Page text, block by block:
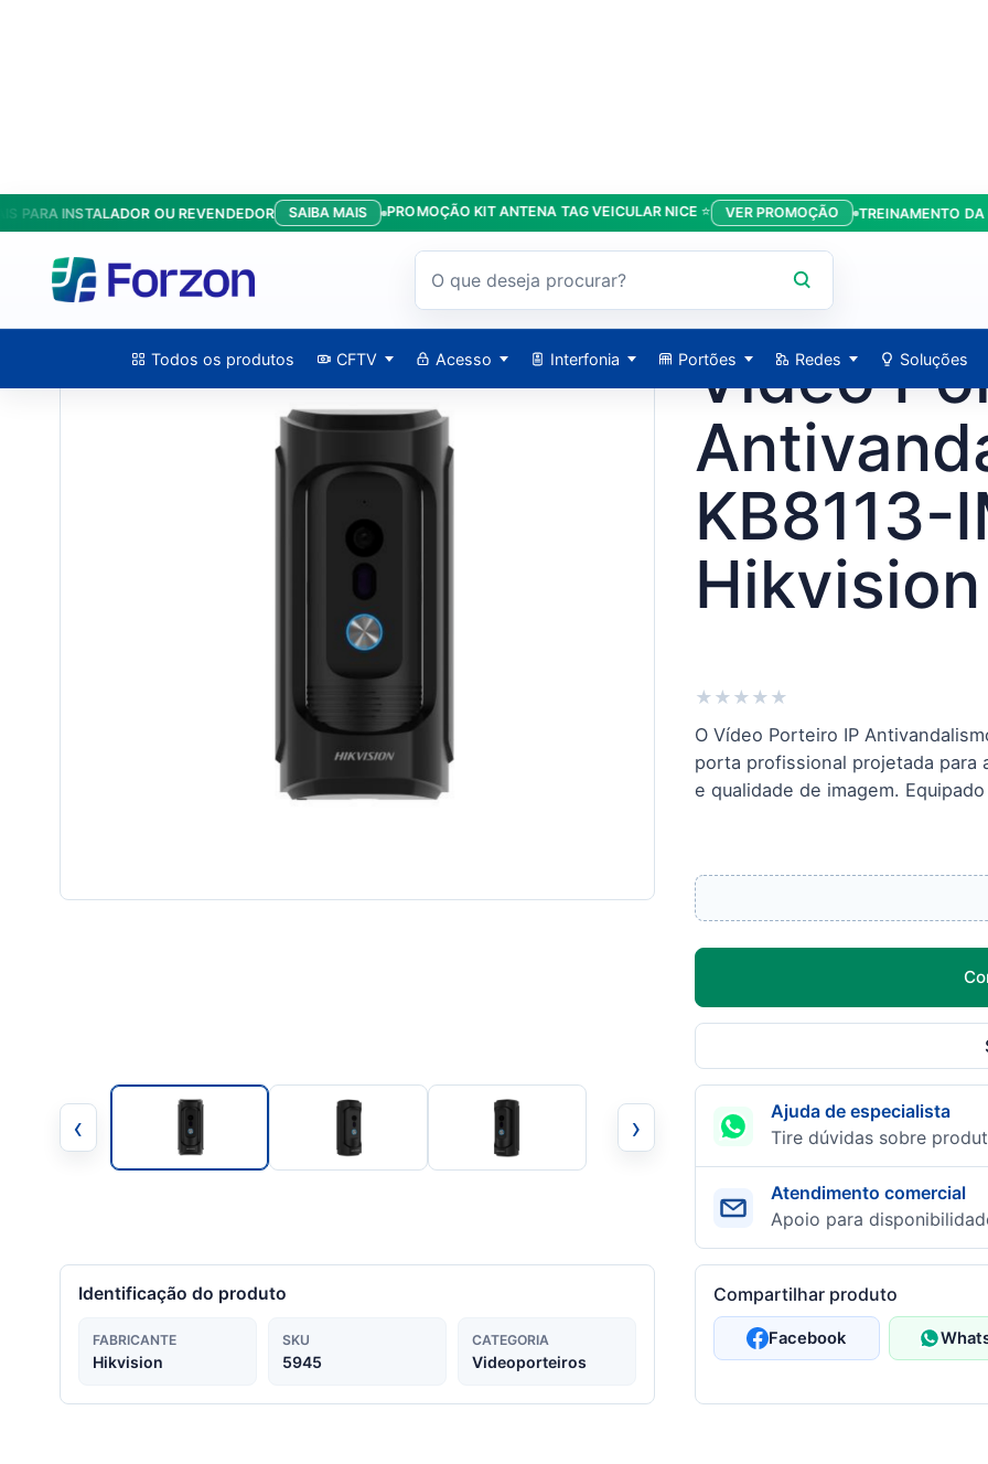
INSTALADOR OU REVENDEDOR SAIBA MAIS PROMOÇÃO KIT ANTENA TAG VEICULAR NICE ⭐ VER PROMOÇÃO TREINAMENTO DA
Todos os produtos CFTV Acesso Interfonia Portões Redes Soluções
Início/Produtos/ Videoporteiros/Vídeo Porteiro IP Antivandalismo- DS-KB8113-IME1 - Hikvision
Vídeo
KB8113-
Hikvision
★ ★ ★ ★ ★
O Vídeo Porteiro IP
porta profissional projetada para
e qualidade de imagem.
‹ ›
Ajuda de especialista
Tire dúvidas sobre
Atendimento comercial
Apoio para
Identificação do produto
FABRICANTE
Hikvision
SKU
5945
CATEGORIA
Videoporteiros
Compartilhar produto
Facebook